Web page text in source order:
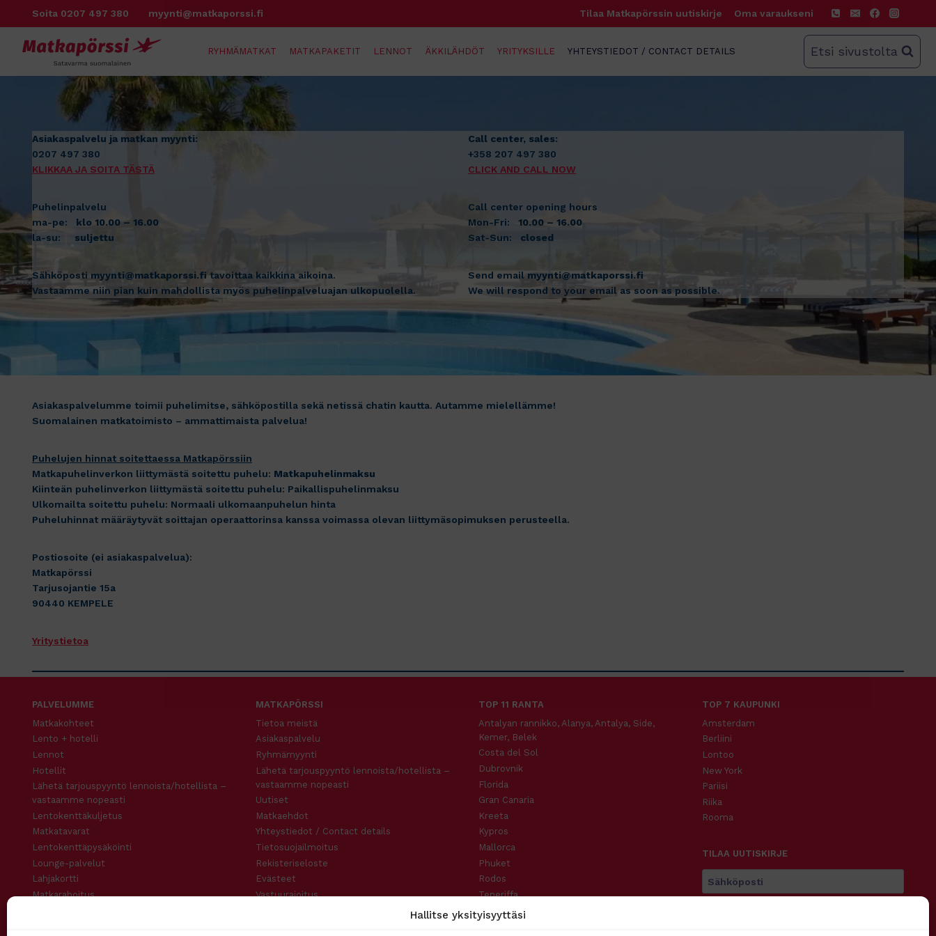
Hallitse yksityisyyttäsi
Soita 0207 497 380 myynti@matkaporssi.fi Tilaa Matkapörssin uutiskirje Oma varaukseni
RYHMÄMATKAT MATKAPAKETIT LENNOT ÄKKILÄHDÖT YRITYKSILLE YHTEYSTIEDOT / CONTACT DETAILS Etsi sivustolta
Asiakaspalvelu ja matkan myynti:
0207 497 380
KLIKKAA JA SOITA TÄSTÄ
Puhelinpalvelu
ma-pe: klo 10.00 – 16.00
la-su: suljettu
Sähköposti myynti@matkaporssi.fi tavoittaa kaikkina aikoina.
Vastaamme niin pian kuin mahdollista myös puhelinpalveluajan ulkopuolella.
Call center, sales:
+358 207 497 380
CLICK AND CALL NOW
Call center opening hours
Mon-Fri: 10.00 – 16.00
Sat-Sun: closed
Send email myynti@matkaporssi.fi
We will respond to your email as soon as possible.
Asiakaspalvelumme toimii puhelimitse, sähköpostilla sekä netissä chatin kautta. Autamme mielellämme!
Suomalainen matkatoimisto – ammattimaista palvelua!
Puhelujen hinnat soitettaessa Matkapörssiin
Matkapuhelinverkon liittymästä soitettu puhelu: Matkapuhelinmaksu
Kiinteän puhelinverkon liittymästä soitettu puhelu: Paikallispuhelinmaksu
Ulkomailta soitettu puhelu: Normaali ulkomaanpuhelun hinta
Puheluhinnat määräytyvät soittajan operaattorinsa kanssa voimassa olevan liittymäsopimuksen perusteella.
Postiosoite (ei asiakaspalvelua):
Matkapörssi
Tarjusojantie 15a
90440 KEMPELE
Yritystietoa
PALVELUMME
Matkakohteet
Lento + hotelli
Lennot
Hotellit
Lähetä tarjouspyyntö lennoista/hotellista –
vastaamme nopeasti
Lentokenttäkuljetus
Matkatavarat
Lentokenttäpysäköinti
Lounge-palvelut
Lahjakortti
Matkarahoitus
MATKAPÖRSSI
Tietoa meistä
Asiakaspalvelu
Ryhmämyynti
Lähetä tarjouspyyntö lennoista/hotellista –
vastaamme nopeasti
Uutiset
Matkaehdot
Yhteystiedot / Contact details
Tietosuojailmoitus
Rekisteriseloste
Evästeet
Vastuurajoitus
TOP 11 RANTA
Antalyan rannikko, Alanya, Antalya, Side,
Kemer, Belek
Costa del Sol
Dubrovnik
Florida
Gran Canaria
Kreeta
Kypros
Mallorca
Phuket
Rodos
Teneriffa
TOP 7 KAUPUNKI
Amsterdam
Berliini
Lontoo
New York
Pariisi
Riika
Rooma
TILAA UUTISKIRJE